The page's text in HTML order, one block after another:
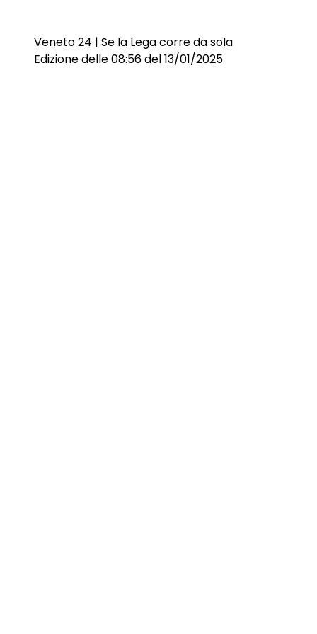
Veneto 24 | Se la Lega corre da sola
Edizione delle 08:56 del 13/01/2025